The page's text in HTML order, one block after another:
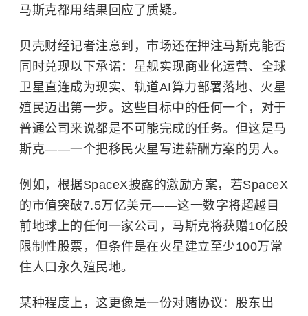
马斯克都用结果回应了质疑。
贝壳财经记者注意到，市场还在押注马斯克能否
同时兑现以下承诺：星舰实现商业化运营、全球
卫星直连成为现实、轨道AI算力部署落地、火星
殖民迈出第一步。这些目标中的任何一个，对于
普通公司来说都是不可能完成的任务。但这是马
斯克——一个把移民火星写进薪酬方案的男人。
例如，根据SpaceX披露的激励方案，若SpaceX
的市值突破7.5万亿美元——这一数字将超越目
前地球上的任何一家公司，马斯克将获赠10亿股
限制性股票 ，但条件是在火星建立至少100万常
住人口永久殖民地。
某种程度上，这更像是一份对赌协议：股东出